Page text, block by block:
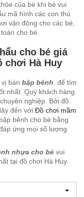
của bé khi bé vui
mã hình các con thú
vận động cho các bé,
cho bé.
cho bé giá
chơi Hà Huy
bán bập bênh , để tìm
nhất. Quý khách hàng
nghiệp. Bởi đồ
đến với Đồ chơi mầm
bênh cho bé bằng
ứng mọi số lượng
nhựa cho bé vui
tại đồ chơi Hà Huy.